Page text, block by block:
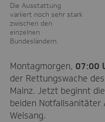
Die Ausstattung
variiert noch sehr stark
zwischen den
einzelnen
Bundesländern.
Montagmorgen, 07:00
der Rettungswache
Mainz. Jetzt beginnt
beiden Notfallsanitäter
Weisang.